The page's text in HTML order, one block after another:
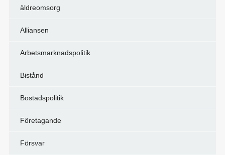
äldreomsorg
Alliansen
Arbetsmarknadspolitik
Bistånd
Bostadspolitik
Företagande
Försvar